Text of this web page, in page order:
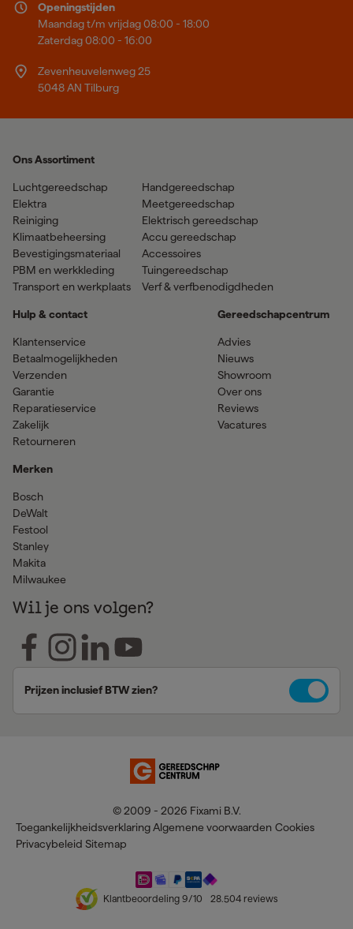
Openingstijden
Maandag t/m vrijdag 08:00 - 18:00
Zaterdag 08:00 - 16:00
Zevenheuvelenweg 25
5048 AN Tilburg
Ons Assortiment
Luchtgereedschap
Elektra
Reiniging
Klimaatbeheersing
Bevestigingsmateriaal
PBM en werkkleding
Transport en werkplaats
Handgereedschap
Meetgereedschap
Elektrisch gereedschap
Accu gereedschap
Accessoires
Tuingereedschap
Verf & verfbenodigdheden
Hulp & contact
Klantenservice
Betaalmogelijkheden
Verzenden
Garantie
Reparatieservice
Zakelijk
Retourneren
Merken
Bosch
DeWalt
Festool
Stanley
Makita
Milwaukee
Gereedschapcentrum
Advies
Nieuws
Showroom
Over ons
Reviews
Vacatures
Wil je ons volgen?
Prijzen inclusief BTW zien?
© 2009 - 2026 Fixami B.V.
Toegankelijkheidsverklaring Algemene voorwaarden Cookies
Privacybeleid Sitemap
Klantbeoordeling 9/10 28.504 reviews